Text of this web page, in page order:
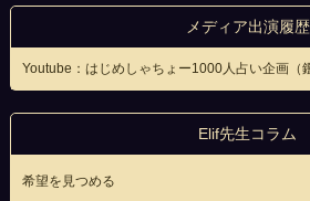
メディア出演履歴
Youtube：はじめしゃちょー1000人占い企画（
Elif先生コラム
希望を見つめる